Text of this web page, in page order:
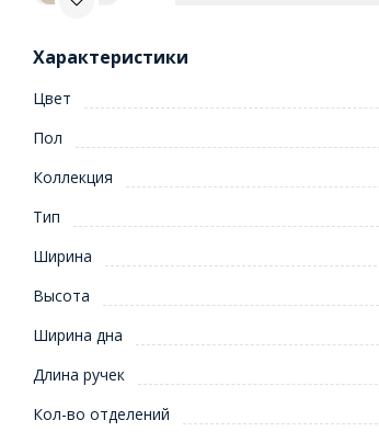
Характеристики
Цвет
Пол
Коллекция
Тип
Ширина
Высота
Ширина дна
Длина ручек
Кол-во отделений